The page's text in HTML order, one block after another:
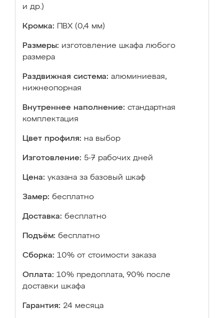
и др.)
Кромка: ПВХ (0,4 мм)
Размеры: изготовление шкафа любого
размера
Раздвижная система: алюминиевая,
нижнеопорная
Внутреннее наполнение: стандартная
комплектация
Цвет профиля: на выбор
Изготовление: 5-7 рабочих дней
Цена: указана за базовый шкаф
Замер: бесплатно
Доставка: бесплатно
Подъём: бесплатно
Сборка: 10% от стоимости заказа
Оплата: 10% предоплата, 90% после
доставки шкафа
Гарантия: 24 месяца